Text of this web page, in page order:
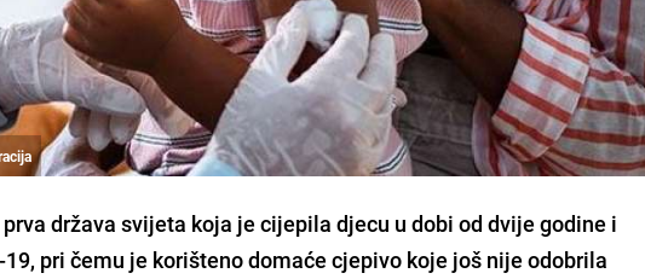
prva država svijeta koja je cijepila djecu u dobi od dvije godine i
pri čemu je korišteno domaće cjepivo koje još nije odobrila